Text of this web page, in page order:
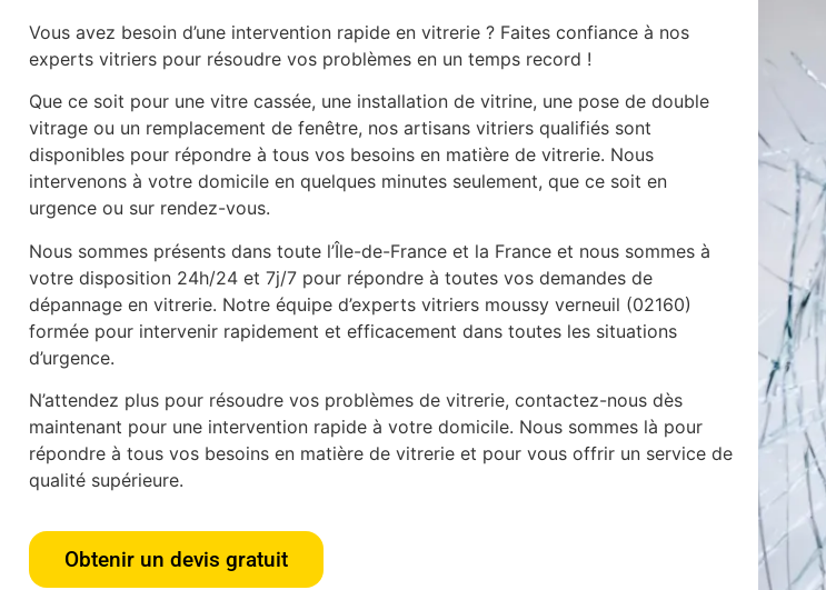
Vous avez besoin d’une intervention rapide en vitrerie ? Faites confiance à nos
experts vitriers pour résoudre vos problèmes en un temps record !
Que ce soit pour une vitre cassée, une installation de vitrine, une pose de double
vitrage ou un remplacement de fenêtre, nos artisans vitriers qualifiés sont
disponibles pour répondre à tous vos besoins en matière de vitrerie. Nous
intervenons à votre domicile en quelques minutes seulement, que ce soit en
urgence ou sur rendez-vous.
Nous sommes présents dans toute l’Île-de-France et la France et nous sommes à
votre disposition 24h/24 et 7j/7 pour répondre à toutes vos demandes de
dépannage en vitrerie. Notre équipe d’experts vitriers moussy verneuil (02160)
formée pour intervenir rapidement et efficacement dans toutes les situations
d’urgence.
N’attendez plus pour résoudre vos problèmes de vitrerie, contactez-nous dès
maintenant pour une intervention rapide à votre domicile. Nous sommes là pour
répondre à tous vos besoins en matière de vitrerie et pour vous offrir un service de
qualité supérieure.
Obtenir un devis gratuit